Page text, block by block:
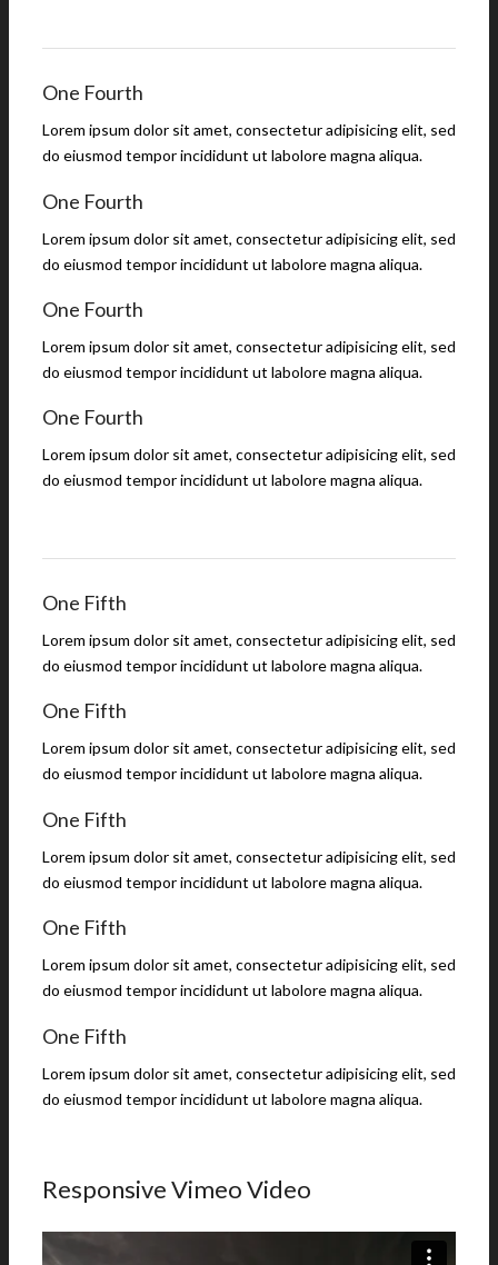
One Fourth
Lorem ipsum dolor sit amet, consectetur adipisicing elit, sed
do eiusmod tempor incididunt ut labolore magna aliqua.
One Fourth
Lorem ipsum dolor sit amet, consectetur adipisicing elit, sed
do eiusmod tempor incididunt ut labolore magna aliqua.
One Fourth
Lorem ipsum dolor sit amet, consectetur adipisicing elit, sed
do eiusmod tempor incididunt ut labolore magna aliqua.
One Fourth
Lorem ipsum dolor sit amet, consectetur adipisicing elit, sed
do eiusmod tempor incididunt ut labolore magna aliqua.
One Fifth
Lorem ipsum dolor sit amet, consectetur adipisicing elit, sed
do eiusmod tempor incididunt ut labolore magna aliqua.
One Fifth
Lorem ipsum dolor sit amet, consectetur adipisicing elit, sed
do eiusmod tempor incididunt ut labolore magna aliqua.
One Fifth
Lorem ipsum dolor sit amet, consectetur adipisicing elit, sed
do eiusmod tempor incididunt ut labolore magna aliqua.
One Fifth
Lorem ipsum dolor sit amet, consectetur adipisicing elit, sed
do eiusmod tempor incididunt ut labolore magna aliqua.
One Fifth
Lorem ipsum dolor sit amet, consectetur adipisicing elit, sed
do eiusmod tempor incididunt ut labolore magna aliqua.
Responsive Vimeo Video